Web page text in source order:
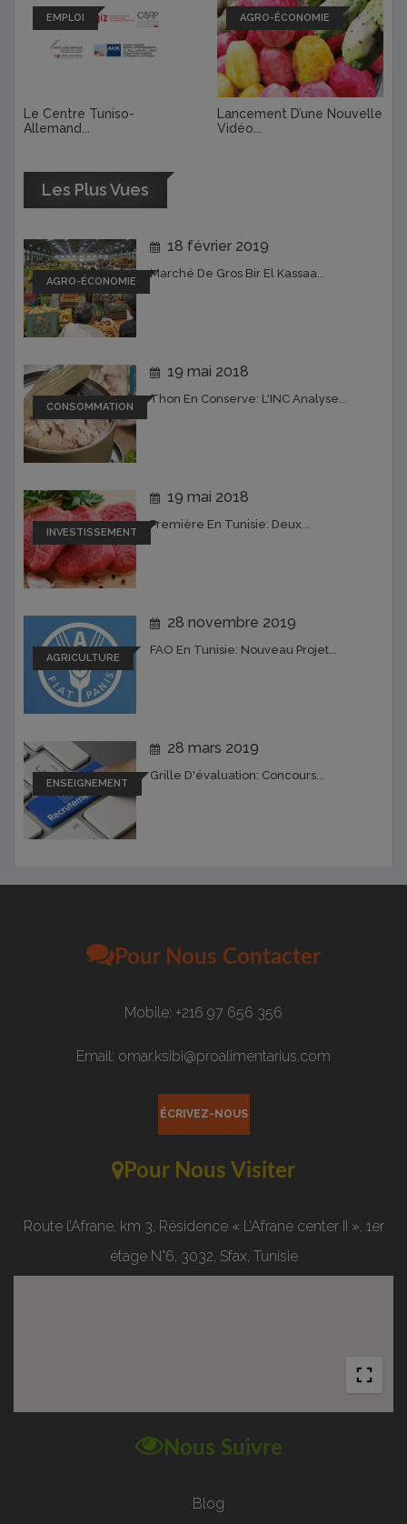
EMPLOI
Le Centre Tuniso-
Allemand...
AGRO-ÉCONOMIE
Lancement D’une Nouvelle
Vidéo...
Les Plus Vues
AGRO-ÉCONOMIE
18 février 2019
Marché De Gros Bir El Kassaa...
CONSOMMATION
19 mai 2018
Thon En Conserve: L'INC Analyse...
INVESTISSEMENT
19 mai 2018
Première En Tunisie: Deux...
AGRICULTURE
28 novembre 2019
FAO En Tunisie: Nouveau Projet...
ENSEIGNEMENT
28 mars 2019
Grille D'évaluation: Concours...
Pour Nous Contacter
Mobile: +216 97 656 356
Email: omar.ksibi@proalimentarius.com
ÉCRIVEZ-NOUS
Pour Nous Visiter
Route l’Afrane, km 3, Résidence « L’Afrane center II », 1er
étage N°6, 3032, Sfax, Tunisie
Nous Suivre
Blog